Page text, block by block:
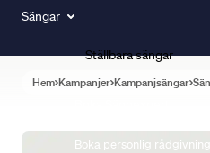
Sängar
Ställbara sängar
Boka personlig
Hem Kampanjer Kampanjsängar